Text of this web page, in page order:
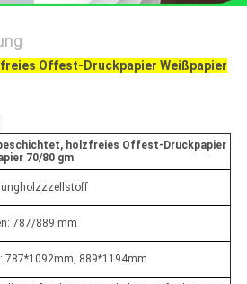
Offest-Druckpapier Weißpapier
holzfreies Offest-Druckpapier
70/80 gm
787/889 mm
787*1092mm, 889*1194mm